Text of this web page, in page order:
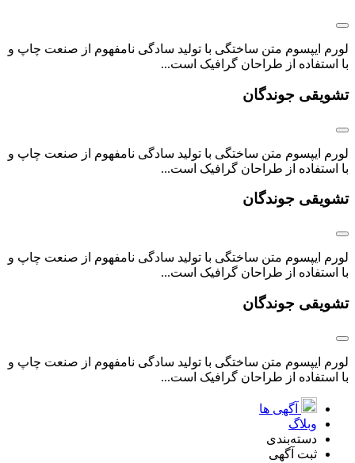
لورم ایپسوم متن ساختگی با تولید سادگی نامفهوم از صنعت چاپ و
با استفاده از طراحان گرافیک است...
تشویقی جوندگان
لورم ایپسوم متن ساختگی با تولید سادگی نامفهوم از صنعت چاپ و
با استفاده از طراحان گرافیک است...
تشویقی جوندگان
لورم ایپسوم متن ساختگی با تولید سادگی نامفهوم از صنعت چاپ و
با استفاده از طراحان گرافیک است...
تشویقی جوندگان
لورم ایپسوم متن ساختگی با تولید سادگی نامفهوم از صنعت چاپ و
با استفاده از طراحان گرافیک است...
آگهی ها
وبلاگ
دسته‌بندی
ثبت آگهی